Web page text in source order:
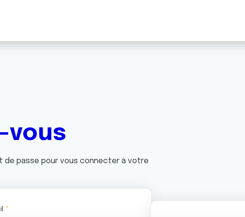
vous
de passe pour vous connecter à votre